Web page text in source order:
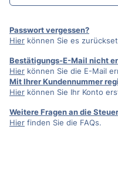
Passwort vergessen?
Hier können Sie es
Bestätigungs-E-Mail nicht
Hier können Sie die E-Mail
Mit Ihrer Kundennummer
Hier können Sie Ihr Konto
Weitere Fragen an die
Hier finden Sie die FAQs.